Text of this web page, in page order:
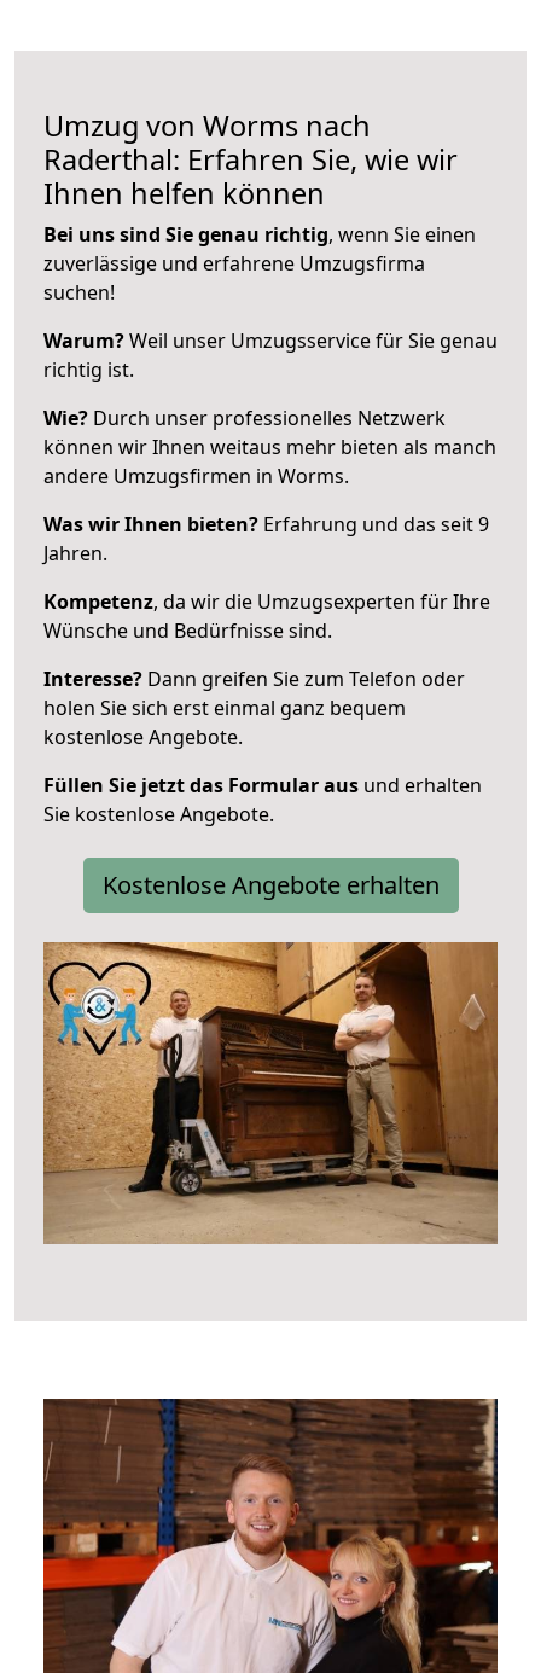
Umzug von Worms nach
Raderthal: Erfahren Sie, wie wir
Ihnen helfen können
Bei uns sind Sie genau richtig, wenn Sie einen
zuverlässige und erfahrene Umzugsfirma
suchen!
Warum?Weil unser Umzugsservice für Sie genau
richtig ist.
Wie? Durch unser professionelles Netzwerk
können wir Ihnen weitaus mehr bieten als manch
andere Umzugsfirmen in Worms.
Was wir Ihnen bieten? Erfahrung und das seit 9
Jahren.
Kompetenz, da wir die Umzugsexperten für Ihre
Wünsche und Bedürfnisse sind.
Interesse? Dann greifen Sie zum Telefon oder
holen Sie sich erst einmal ganz bequem
kostenlose Angebote.
Füllen Sie jetzt das Formular aus und erhalten
Sie kostenlose Angebote.
Kostenlose Angebote erhalten